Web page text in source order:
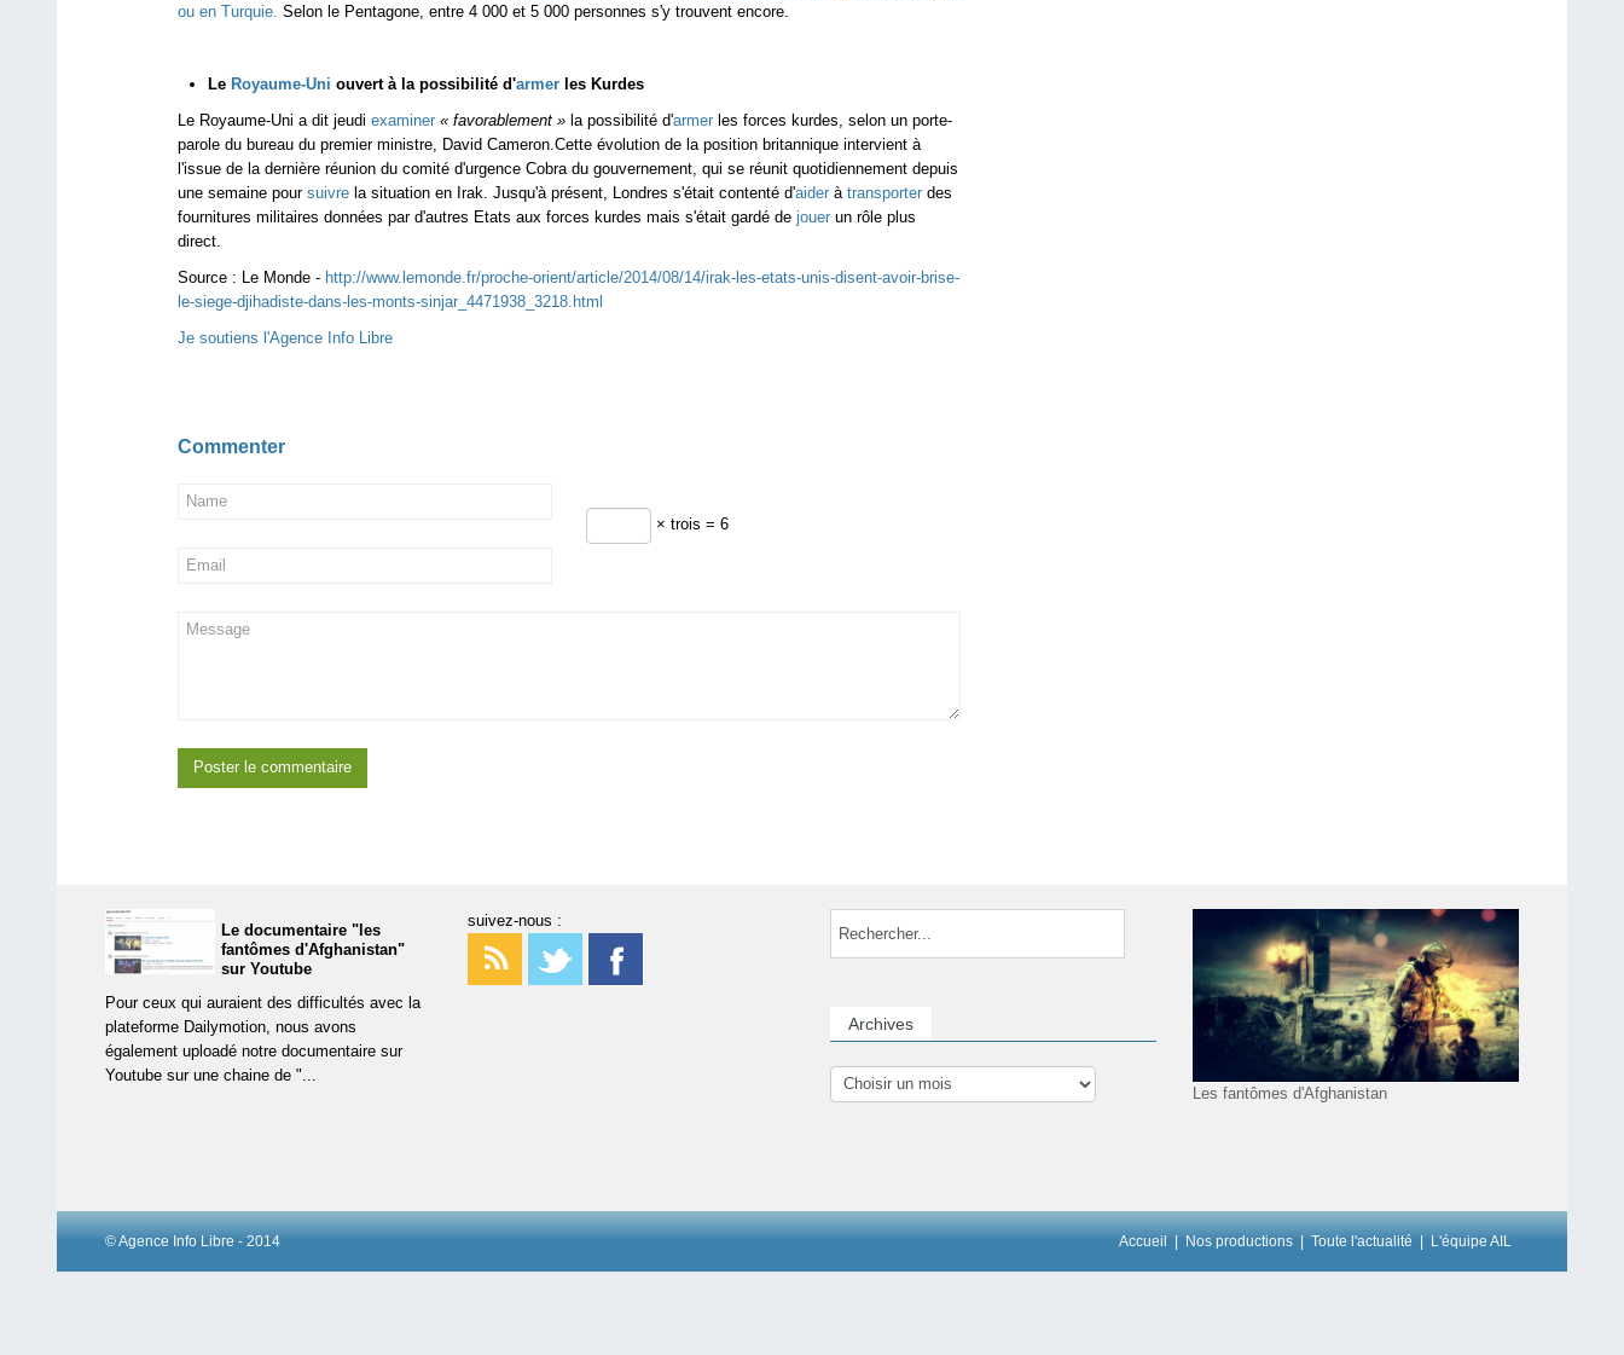
ou en Turquie. Selon le Pentagone, entre 4 000 et 5 000 personnes s'y trouvent encore.
Le Royaume-Uni ouvert à la possibilité d'armer les Kurdes
Le Royaume-Uni a dit jeudi examiner « favorablement » la possibilité d'armer les forces kurdes, selon un porte-
parole du bureau du premier ministre, David Cameron.Cette évolution de la position britannique intervient à
l'issue de la dernière réunion du comité d'urgence Cobra du gouvernement, qui se réunit quotidiennement depuis
une semaine pour suivre la situation en Irak. Jusqu'à présent, Londres s'était contenté d'aider à transporter des
fournitures militaires données par d'autres Etats aux forces kurdes mais s'était gardé de jouer un rôle plus
direct.
Source : Le Monde - http://www.lemonde.fr/proche-orient/article/2014/08/14/irak-les-etats-unis-disent-avoir-brise-
le-siege-djihadiste-dans-les-monts-sinjar_4471938_3218.html
Je soutiens l'Agence Info Libre
Commenter
× trois = 6
Le documentaire "les
fantômes d'Afghanistan"
sur Youtube
Pour ceux qui auraient des difficultés avec la
plateforme Dailymotion, nous avons
également uploadé notre documentaire sur
Youtube sur une chaine de "...
suivez-nous :
Archives
Les fantômes d'Afghanistan
Accueil Nos productions Toute l'actualité L'équipe AIL
© Agence Info Libre - 2014